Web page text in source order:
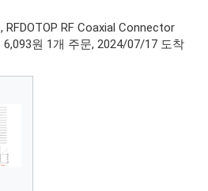
RFDOTOP RF Coaxial Connector
원 1개 주문, 2024/07/17 도착